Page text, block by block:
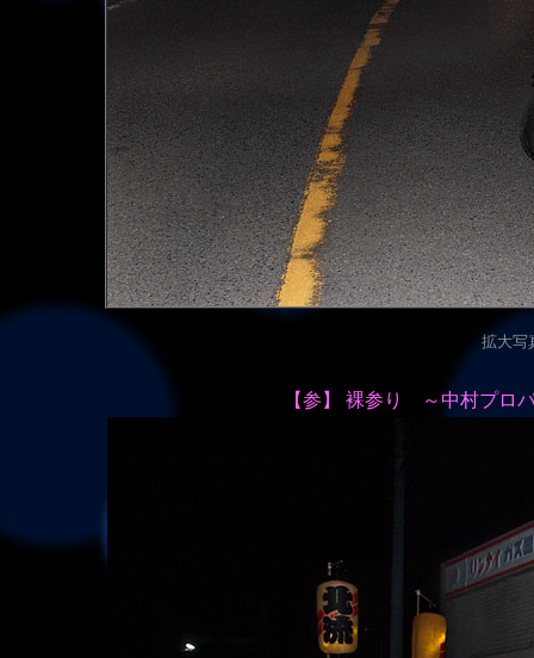
拡大写
【参】 裸参り ～中村